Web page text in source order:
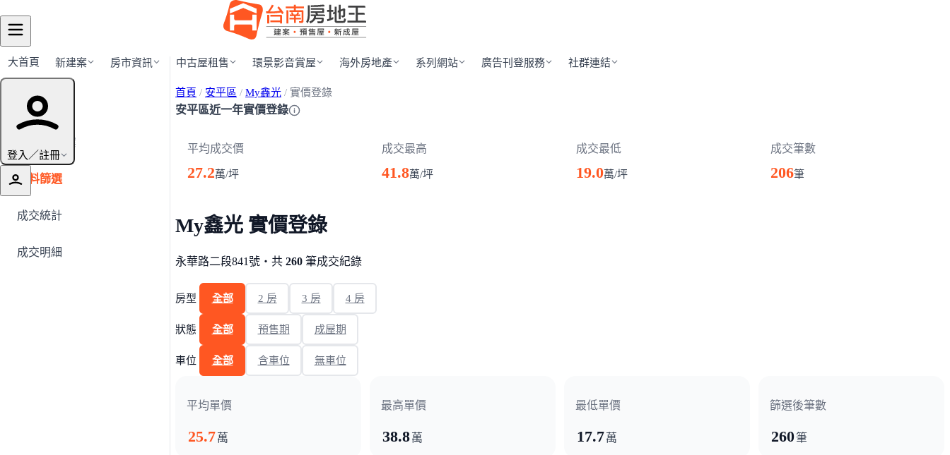
大首頁 新建案 房市資訊 中古屋租售 環景影音賞屋 海外房地產 系列網站 廣告刊登服務 社群連結
登入／註冊
快速導覽
← 返回建案
資料篩選
成交統計
成交明細
首頁 / 安平區 / My鑫光 / 實價登錄
安平區近一年實價登錄
平均成交價
27.2萬/坪
成交最高
41.8萬/坪
成交最低
19.0萬/坪
成交筆數
206筆
My鑫光 實價登錄
永華路二段841號・共 260 筆成交紀錄
房型 全部 2 房 3 房 4 房
狀態 全部 預售期 成屋期
車位 全部 含車位 無車位
平均單價
25.7萬
最高單價
38.8萬
最低單價
17.7萬
篩選後筆數
260筆